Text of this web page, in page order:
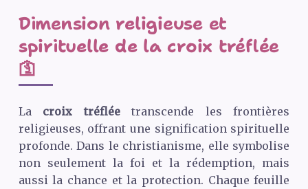
Dimension religieuse et
spirituelle de la croix tréflée
🛐
La croix tréfléetranscende les frontières
religieuses, offrant une signification spirituelle
profonde. Dans le christianisme, elle symbolise
non seulement la foi et la rédemption, mais
aussi la chance et la protection. Chaque feuille